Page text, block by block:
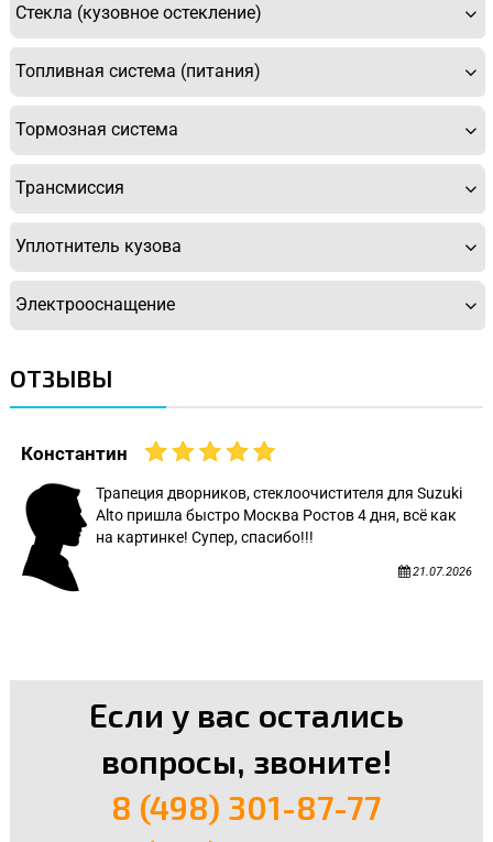
Стекла (кузовное остекление)
Топливная система (питания)
Тормозная система
Трансмиссия
Уплотнитель кузова
Электрооснащение
ОТЗЫВЫ
Константин
Трапеция дворников, стеклоочистителя для Suzuki
Alto пришла быстро Москва Ростов 4 дня, всё как
на картинке! Супер, спасибо!!!
21.07.2026
Если у вас остались
вопросы, звоните!
8 (498) 301-87-77